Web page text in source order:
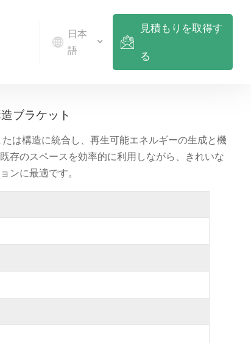
日本
語
русский
日本語
見積もりを取得す
る
ブラケット
は構造に統合し、再生可能エネルギーの生成と機
存のスペースを効率的に利用しながら、きれいな
ンに最適です。